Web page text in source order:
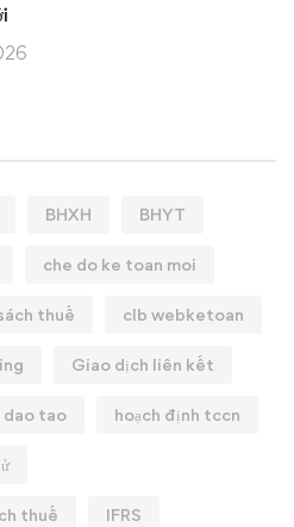
BHXH BHYT
che do ke toan moi
thuế clb webketoan
Giao dịch liên kết
dao tao hoạch định tccn
thuế IFRS